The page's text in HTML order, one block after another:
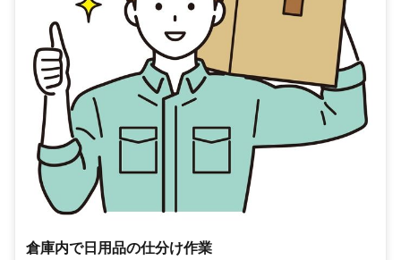
倉庫内で日用品の仕分け作業